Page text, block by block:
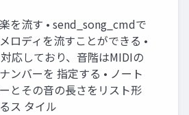
を流す • send_song_cmdで
ロディを流すことができる •
応しており、音階はMIDIの
ンバーを 指定する • ノート
とその音の長さをリスト形
ス タイル